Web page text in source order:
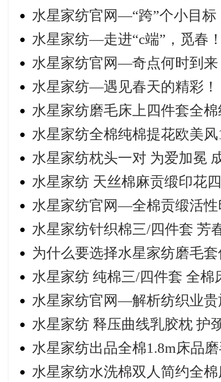
水星家纺官网—“跨”个小目标
水星家纺—走进“c端”，觅春
水星家纺官网—奇点何时到来
水星家纺—遇见春天的精彩！
水星家纺磨毛床上四件套全
水星家纺全棉纯棉提花欧美
水星家纺枕头一对 为爱加冕
水星家纺 天丝棉麻贡缎印花
水星家纺官网—全棉贡缎活
水星家纺针织棉三/四件套 芳
为什么要选择水星家纺磨毛
水星家纺 纯棉三/四件套 全
水星家纺官网—解析纺织业贵
水星家纺 释压曲线乳胶枕 护
水星家纺出品全棉1.8m床品
水星家纺水洗棉双人简约全